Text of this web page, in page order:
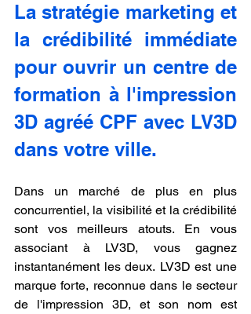
La stratégie marketing et
la crédibilité immédiate
pour ouvrir un centre de
formation à l'impression
3D agréé CPF avec LV3D
dans votre ville.
Dans un marché de plus en plus
concurrentiel, la visibilité et la crédibilité
sont vos meilleurs atouts. En vous
associant à LV3D, vous gagnez
instantanément les deux. LV3D est une
marque forte, reconnue dans le secteur
de l'impression 3D, et son nom est